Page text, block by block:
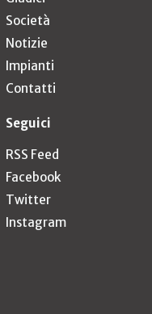
Società
Notizie
Impianti
Contatti
Seguici
RSS Feed
Facebook
Twitter
Instagram